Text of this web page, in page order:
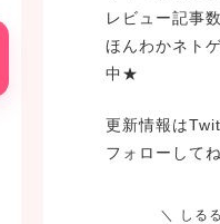
レビュー記事
ほんわかネト
中★
更新情報は
フォローしてね
しる